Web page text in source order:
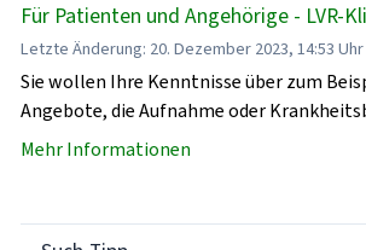
Für Patienten und Angehörige - LVR-
Letzte Änderung: 20. Dezember 2023, 14:53 Uhr
Sie wollen Ihre Kenntnisse über zum
Angebote, die Aufnahme oder
Mehr Informationen